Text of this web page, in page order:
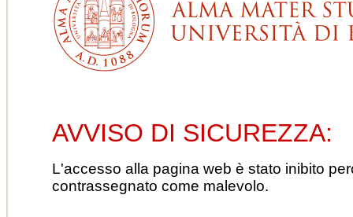
AVVISO DI SICUREZZA:
L'accesso alla pagina web è stato inibito
contrassegnato come malevolo.